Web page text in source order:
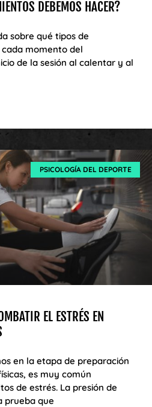
DEBEMOS HACER?
sobre qué tipos de
momento del
de la sesión al calentar y al
PSICOLOGÍA DEL DEPORTE
EL ESTRÉS EN
en la etapa de preparación
es muy común
de estrés. La presión de
prueba que